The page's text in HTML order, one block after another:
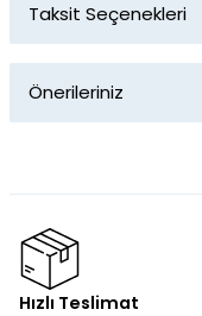
Taksit Seçenekleri
Önerileriniz
kullanarak tarafımıza
Görüş ve önerileriniz için
Ürün resmi kalitesiz,
Hızlı Teslimat